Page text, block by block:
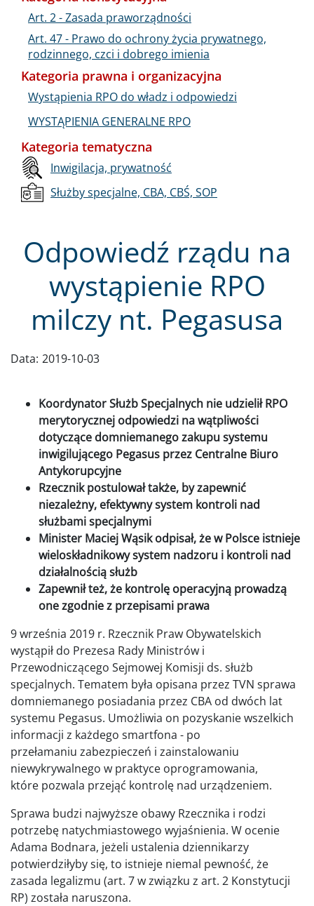
Odpowiedź rządu na
wystąpienie RPO
milczy nt. Pegasusa
Data: 2019-10-03
Koordynator Służb Specjalnych nie udzielił RPO
merytorycznej odpowiedzi na wątpliwości
dotyczące domniemanego zakupu systemu
inwigilującego Pegasus przez Centralne Biuro
Antykorupcyjne
Rzecznik postulował także, by zapewnić
niezależny, efektywny system kontroli nad
służbami specjalnymi
Minister Maciej Wąsik odpisał, że w Polsce istnieje
wieloskładnikowy system nadzoru i kontroli nad
działalnością służb
Zapewnił też, że kontrolę operacyjną prowadzą
one zgodnie z przepisami prawa
9 września 2019 r. Rzecznik Praw Obywatelskich
wystąpił do Prezesa Rady Ministrów i
Przewodniczącego Sejmowej Komisji ds. służb
specjalnych. Tematem była opisana przez TVN sprawa
domniemanego posiadania przez CBA od dwóch lat
systemu Pegasus. Umożliwia on pozyskanie wszelkich
informacji z każdego smartfona - po
przełamaniu zabezpieczeń i zainstalowaniu
niewykrywalnego w praktyce oprogramowania,
które pozwala przejąć kontrolę nad urządzeniem.
Sprawa budzi najwyższe obawy Rzecznika i rodzi
potrzebę natychmiastowego wyjaśnienia. W ocenie
Adama Bodnara, jeżeli ustalenia dziennikarzy
potwierdziłyby się, to istnieje niemal pewność, że
zasada legalizmu (art. 7 w związku z art. 2 Konstytucji
RP) została naruszona.
Art. 2 - Zasada praworządności
Art. 47 - Prawo do ochrony życia prywatnego,
rodzinnego, czci i dobrego imienia
Kategoria prawna i organizacyjna
Wystąpienia RPO do władz i odpowiedzi
WYSTĄPIENIA GENERALNE RPO
Kategoria tematyczna
Inwigilacja, prywatność
Służby specjalne, CBA, CBŚ, SOP